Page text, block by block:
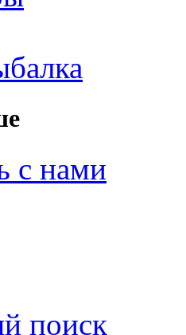
с нами
поиск